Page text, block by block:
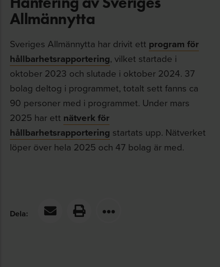
Allmännytta
Sveriges Allmännytta har drivit ett program för
hållbarhetsrapportering, vilket startade i
oktober 2023 och slutade i oktober 2024. 37
bolag deltog i programmet, totalt sett fanns ca
90 personer med i programmet. Under mars
2025 har ett nätverk för
hållbarhetsrapportering startats upp. Nätverket
löper över hela 2025 och 47 bolag är med.
Dela: